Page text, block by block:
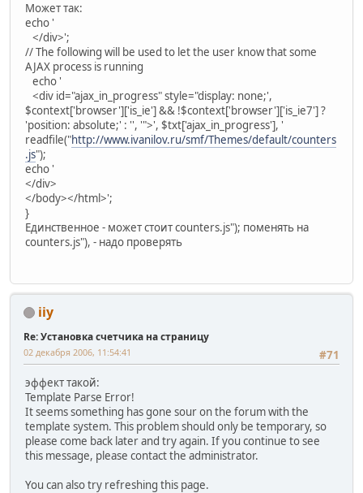
Может так:
echo '
</div>';
// The following will be used to let the user know that some
AJAX process is running
echo '
<div id="ajax_in_progress" style="display: none;',
$context['browser']['is_ie'] && !$context['browser']['is_ie7'] ?
'position: absolute;' : '', '">', $txt['ajax_in_progress'], '
readfile("http://www.ivanilov.ru/smf/Themes/default/counters
.js");
echo '
</div>
</body></html>';
}
Единственное - может стоит counters.js"); поменять на
counters.js"), - надо проверять
iiy
Re: Установка счетчика на страницу
#71
02 декабря 2006, 11:54:41
эффект такой:
Template Parse Error!
It seems something has gone sour on the forum with the
template system. This problem should only be temporary, so
please come back later and try again. If you continue to see
this message, please contact the administrator.
You can also try refreshing this page.